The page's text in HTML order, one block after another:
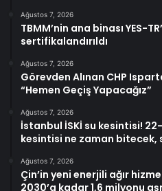
Ağustos 7, 2026
TBMM’nin ana binası YES-
sertifikalandırıldı
Ağustos 7, 2026
Görevden Alınan CHP
“Hemen Geçiş Yapacağız”
Ağustos 7, 2026
İstanbul İSKİ su kesintisi!
kesintisi ne zaman bitecek,
Ağustos 7, 2026
Çin’in yeni enerjili ağır
2030’a kadar 1,6 milyonu